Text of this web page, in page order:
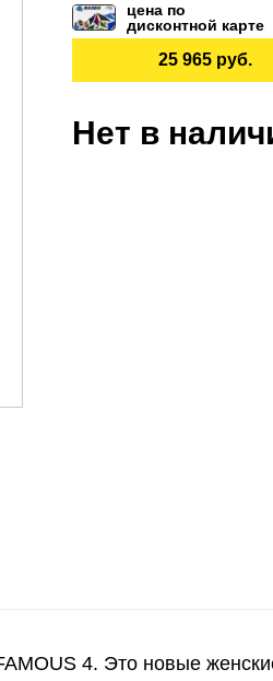
цена по
дисконтной карте
25 965 руб.
Нет в
4. Это новые